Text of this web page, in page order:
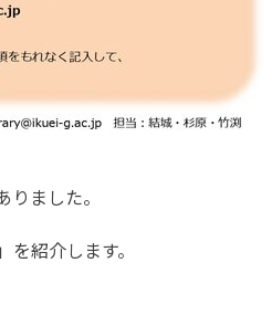
ました。
紹介します。